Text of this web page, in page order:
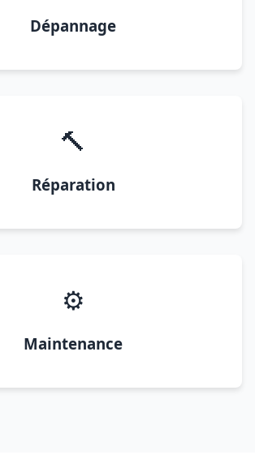
Dépannage
🔨
Réparation
⚙️
Maintenance